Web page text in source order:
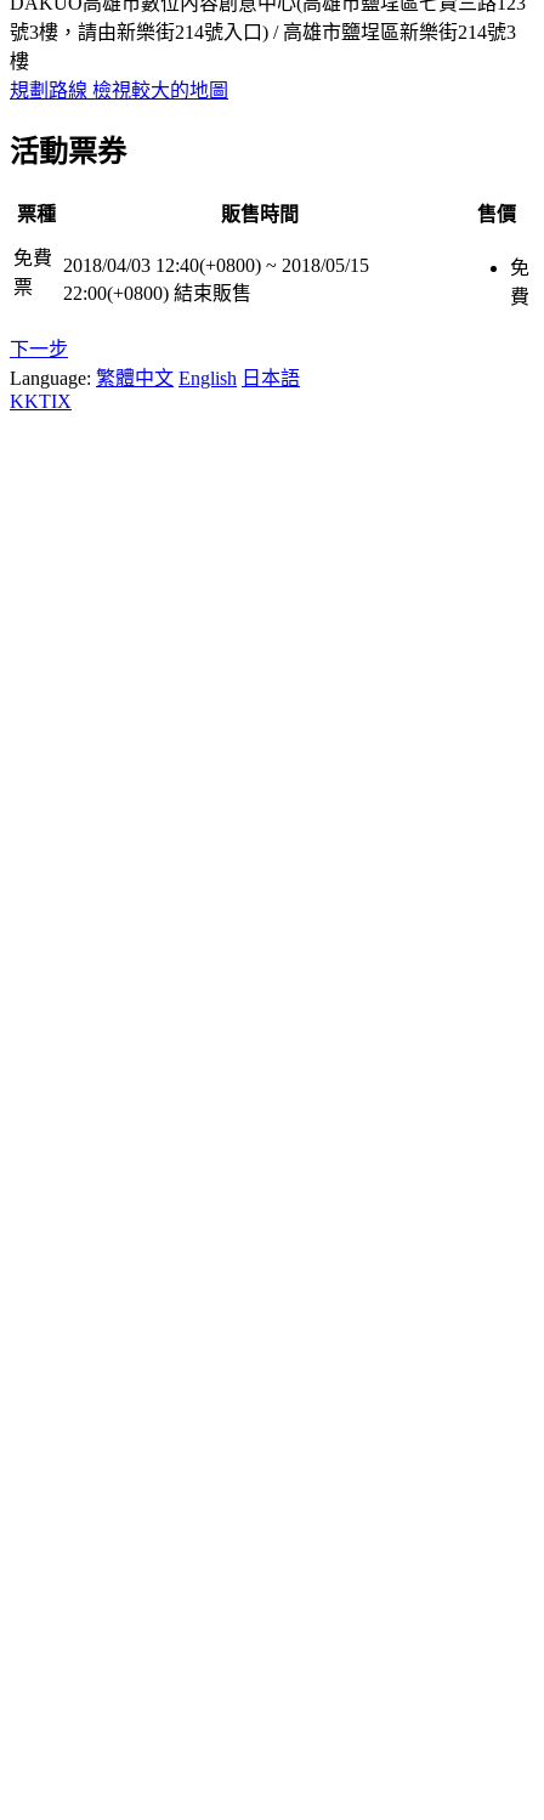
號3樓，請由新樂街214號入口) / 高雄市鹽埕區新樂街214號3
樓
規劃路線 檢視較大的地圖
活動票券
票種 販售時間 售價
免費
票
2018/04/03 12:40(+0800) ~ 2018/05/15
22:00(+0800) 結束販售
免
費
下一步
Language: 繁體中文 English 日本語
KKTIX